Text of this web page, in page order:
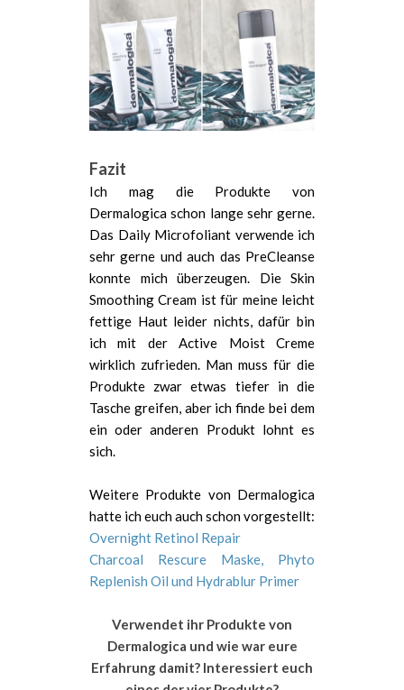
Fazit
Ich mag die Produkte von
Dermalogica schon lange sehr gerne.
Das Daily Microfoliant verwende ich
sehr gerne und auch das PreCleanse
konnte mich überzeugen. Die Skin
Smoothing Cream ist für meine leicht
fettige Haut leider nichts, dafür bin
ich mit der Active Moist Creme
wirklich zufrieden. Man muss für die
Produkte zwar etwas tiefer in die
Tasche greifen, aber ich finde bei dem
ein oder anderen Produkt lohnt es
sich.
Weitere Produkte von Dermalogica
hatte ich euch auch schon vorgestellt:
Overnight Retinol Repair
Charcoal Rescure Maske, Phyto
Replenish Oil und Hydrablur Primer
Verwendet ihr Produkte von
Dermalogica und wie war eure
Erfahrung damit? Interessiert euch